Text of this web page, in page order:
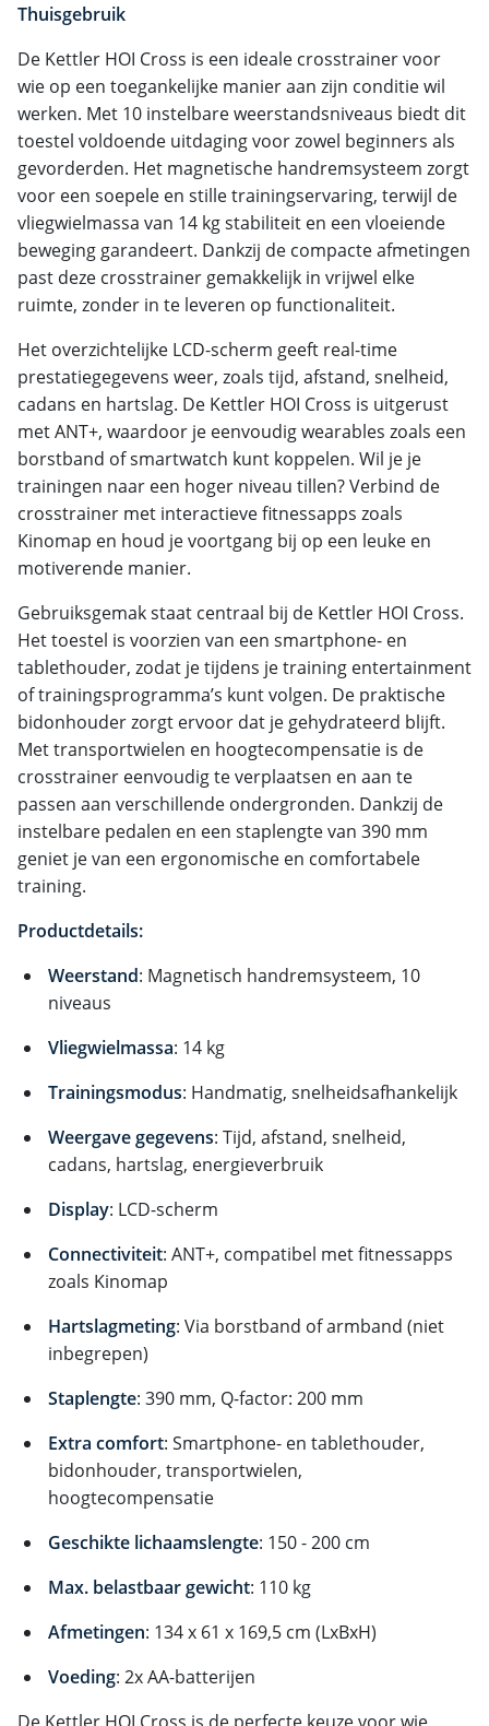
Thuisgebruik
De Kettler HOI Cross is een ideale crosstrainer voor
wie op een toegankelijke manier aan zijn conditie wil
werken. Met 10 instelbare weerstandsniveaus biedt dit
toestel voldoende uitdaging voor zowel beginners als
gevorderden. Het magnetische handremsysteem zorgt
voor een soepele en stille trainingservaring, terwijl de
vliegwielmassa van 14 kg stabiliteit en een vloeiende
beweging garandeert. Dankzij de compacte afmetingen
past deze crosstrainer gemakkelijk in vrijwel elke
ruimte, zonder in te leveren op functionaliteit.
Het overzichtelijke LCD-scherm geeft real-time
prestatiegegevens weer, zoals tijd, afstand, snelheid,
cadans en hartslag. De Kettler HOI Cross is uitgerust
met ANT+, waardoor je eenvoudig wearables zoals een
borstband of smartwatch kunt koppelen. Wil je je
trainingen naar een hoger niveau tillen? Verbind de
crosstrainer met interactieve fitnessapps zoals
Kinomap en houd je voortgang bij op een leuke en
motiverende manier.
Gebruiksgemak staat centraal bij de Kettler HOI Cross.
Het toestel is voorzien van een smartphone- en
tablethouder, zodat je tijdens je training entertainment
of trainingsprogramma’s kunt volgen. De praktische
bidonhouder zorgt ervoor dat je gehydrateerd blijft.
Met transportwielen en hoogtecompensatie is de
crosstrainer eenvoudig te verplaatsen en aan te
passen aan verschillende ondergronden. Dankzij de
instelbare pedalen en een staplengte van 390 mm
geniet je van een ergonomische en comfortabele
training.
Productdetails:
Weerstand: Magnetisch handremsysteem, 10
niveaus
Vliegwielmassa: 14 kg
Trainingsmodus: Handmatig, snelheidsafhankelijk
Weergave gegevens: Tijd, afstand, snelheid,
cadans, hartslag, energieverbruik
Display: LCD-scherm
Connectiviteit: ANT+, compatibel met fitnessapps
zoals Kinomap
Hartslagmeting: Via borstband of armband (niet
inbegrepen)
Staplengte: 390 mm, Q-factor: 200 mm
Extra comfort: Smartphone- en tablethouder,
bidonhouder, transportwielen,
hoogtecompensatie
Geschikte lichaamslengte: 150 - 200 cm
Max. belastbaar gewicht: 110 kg
Afmetingen: 134 x 61 x 169,5 cm (LxBxH)
Voeding: 2x AA-batterijen